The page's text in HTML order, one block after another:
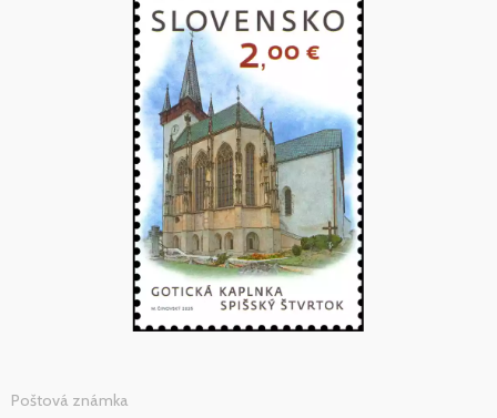
Poštová známka